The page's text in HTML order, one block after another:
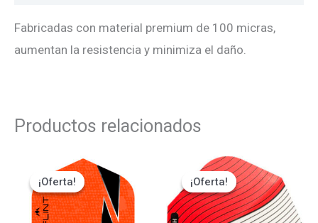
Fabricadas con material premium de 100 micras,
aumentan la resistencia y minimiza el daño.
Productos relacionados
¡Oferta!
¡Oferta!
precio
original
era:
₡1000.
El
precio
actual
es:
₡900.
¡Oferta!
¡Oferta!
precio
original
era:
₡900.
El
precio
actual
es:
₡765.